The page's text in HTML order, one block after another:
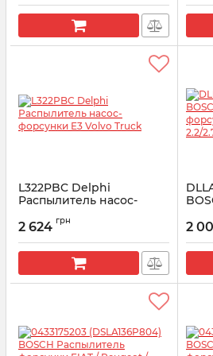
L322PBC Delphi
Распылитель насос-
Артикул:
2 624 грн 2